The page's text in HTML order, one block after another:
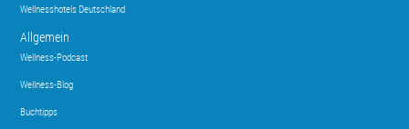
Wellnesshotels Deutschland
Allgemein
Wellness-Podcast
Wellness-Blog
Buchtipps